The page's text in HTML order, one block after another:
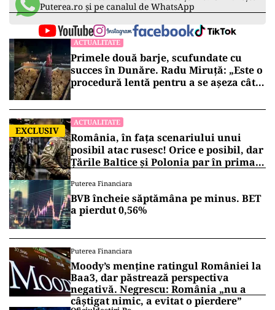
Puterea.ro și pe canalul de WhatsApp
ACTUALITATE
Primele două barje, scufundate cu
succes în Dunăre. Radu Miruță: „Este o
procedură lentă pentru a se așeza cât
EXCLUSIV
ACTUALITATE
România, în fața scenariului unui
posibil atac rusesc! Orice e posibil, dar
Țările Baltice și Polonia par în prima
Puterea Financiara
BVB încheie săptămâna pe minus. BET
a pierdut 0,56%
Puterea Financiara
Moody’s menține ratingul României la
Baa3, dar păstrează perspectiva
negativă. Negrescu: România „nu a
câștigat nimic, a evitat o pierdere”